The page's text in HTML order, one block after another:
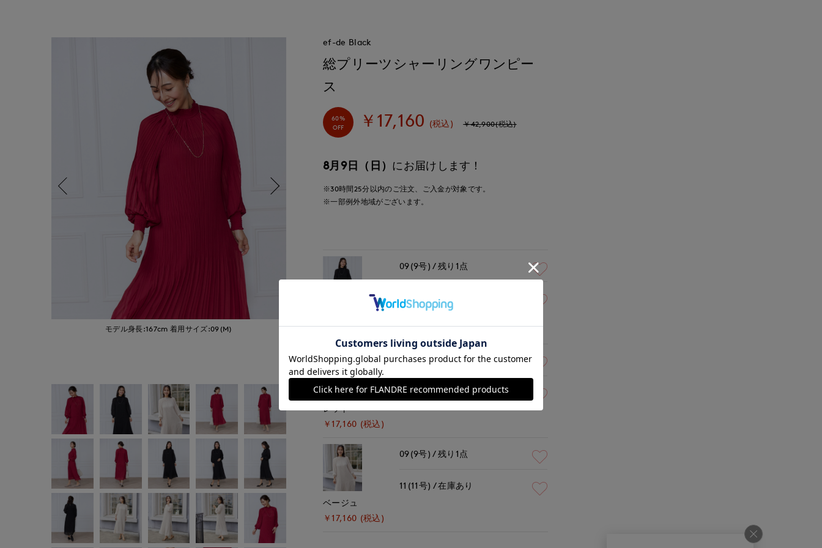
モデル身長:167cm 着用サイズ:09(M) モデル身長:167cm 着用サイズ:09(M)
ef-de Black
総プリーツシャーリングワンピー
ス
60%
OFF
￥17,160 (税込) ￥42,900(税込)
8月9日（日） にお届けします！
※30時間25分以内のご注文、ご入金が対象です。
※一部例外地域がございます。
￥17,160 (税込)
09(9号) 残り1点
11(11号) 在庫なし
レッド
￥17,160 (税込)
09(9号) 残り1点
11(11号) 残りわずか
ベージュ
￥17,160 (税込)
09(9号) 残り1点
11(11号) 在庫あり